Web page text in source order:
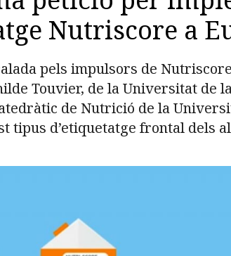
Nutriscore a
pels impulsors de
Touvier, de la Universitat de
de Nutrició de la
tipus d’etiquetatge frontal dels